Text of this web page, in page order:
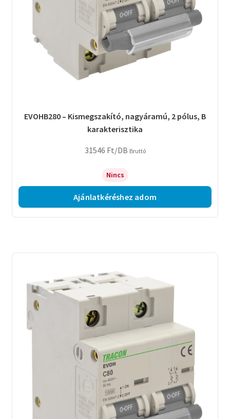
EVOHB280 – Kismegszakító, nagyáramú, 2 pólus, B
karakterisztika
31546 Ft/DB Bruttó
Nincs
Ajánlatkéréshez adom